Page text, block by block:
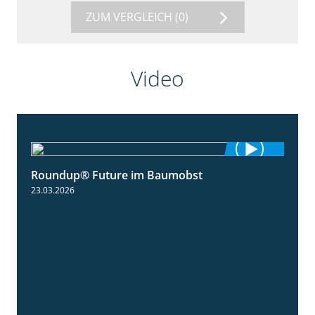
ZUM VERGLEICH (0)
Video
Roundup® Future im Baumobst
23.03.2026